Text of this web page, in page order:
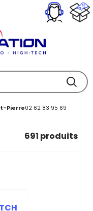
Pierre02 62 83 95 69
691 produits